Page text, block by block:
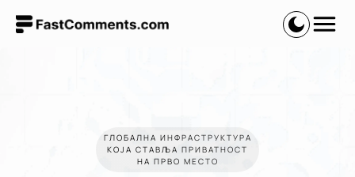
ГЛОБАЛНА ИНФРАСТРУКТУРА
КОЈА СТАВЉА ПРИВАТНОСТ
НА ПРВО МЕСТО